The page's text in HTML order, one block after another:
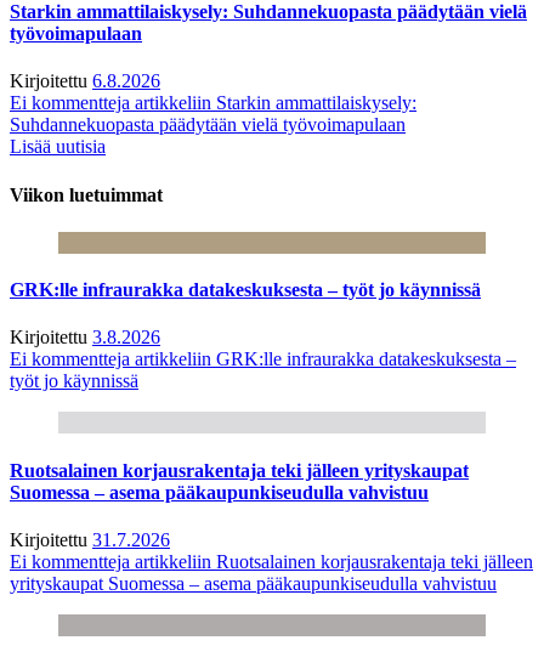
Starkin ammattilaiskysely: Suhdannekuopasta päädytään vielä
työvoimapulaan
Kirjoitettu 6.8.2026
Ei kommentteja artikkeliin Starkin ammattilaiskysely:
Suhdannekuopasta päädytään vielä työvoimapulaan
Lisää uutisia
Viikon luetuimmat
GRK:lle infraurakka datakeskuksesta – työt jo käynnissä
Kirjoitettu 3.8.2026
Ei kommentteja artikkeliin GRK:lle infraurakka datakeskuksesta –
työt jo käynnissä
Ruotsalainen korjausrakentaja teki jälleen yrityskaupat
Suomessa – asema pääkaupunkiseudulla vahvistuu
Kirjoitettu 31.7.2026
Ei kommentteja artikkeliin Ruotsalainen korjausrakentaja teki jälleen
yrityskaupat Suomessa – asema pääkaupunkiseudulla vahvistuu